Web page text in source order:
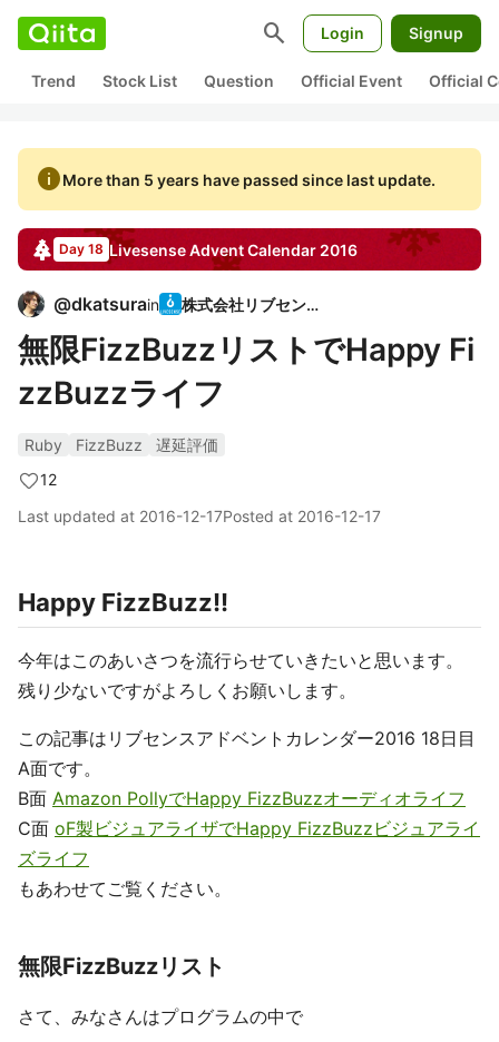
search Login Signup
Trend Stock List Question Official Event Official
infoMore than 5 years have passed since last update.
Day 18 LivesenseAdvent Calendar 2016
@dkatsurain 株式会社リブセンス
無限FizzBuzzリストでHappy Fi
zzBuzzライフ
Ruby FizzBuzz
遅延評価
12
Last updated at 2016-12-17Posted at 2016-12-17
Happy FizzBuzz!!
今年はこのあいさつを流行らせていきたいと思います。
残り少ないですがよろしくお願いします。
この記事はリブセンスアドベントカレンダー2016 18日目
A面です。
B面 Amazon PollyでHappy FizzBuzzオーディオライフ
C面 oF製ビジュアライザでHappy FizzBuzzビジュアライ
ズライフ
もあわせてご覧ください。
無限FizzBuzzリスト
さて、みなさんはプログラムの中で